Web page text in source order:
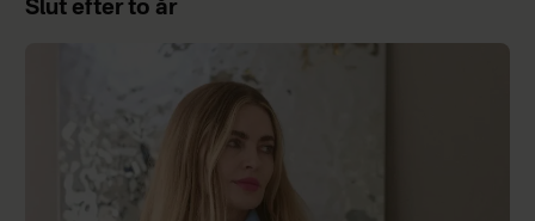
Slut efter to år